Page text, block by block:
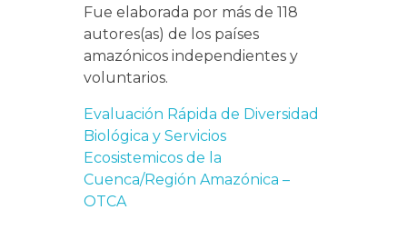
Fue elaborada por más de 118
autores(as) de los países
amazónicos independientes y
voluntarios.
Evaluación Rápida de Diversidad
Biológica y Servicios
Ecosistemicos de la
Cuenca/Región Amazónica –
OTCA